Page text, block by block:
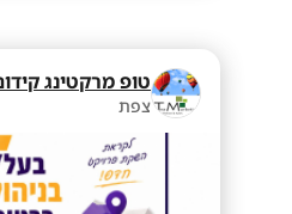
צפת